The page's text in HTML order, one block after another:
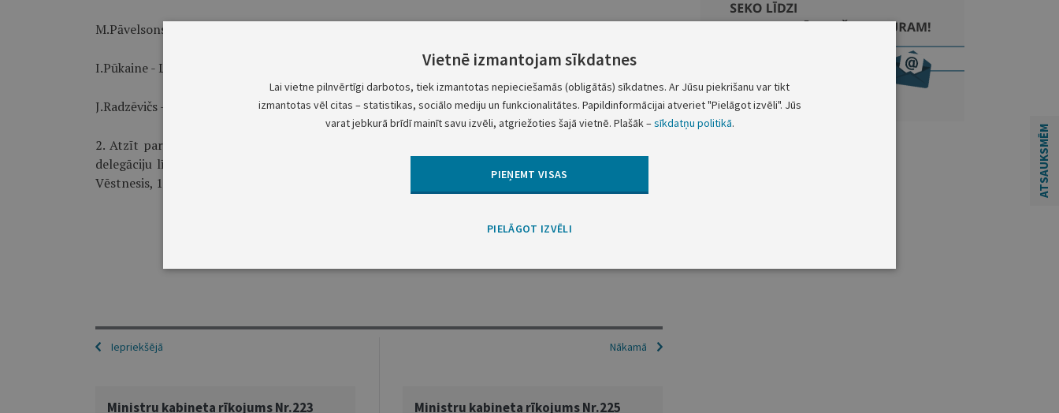
M.Pāvelsons - Latvijas Republikas pastāvīgās pārstāvniecības ANO Ženēvā trešais sekretārs
I.Pūkaine - Latvijas Darba devēju konfederācijas izpilddirektore
J.Radzēvičs - Latvijas Brīvo arodbiedrību savienības priekšsēdētājs
2. Atzīt par spēku zaudējušu Ministru kabineta 1999.gada 26.maija rīkojumu Nr.257 "Par Latvijas
delegāciju līdzdalībai Starptautiskās darba organizācijas gadskārtējā konferencē Ženēvā" (Latvijas
Vēstnesis, 1999, 174./176.nr.).
Ministru prezidents A.Bērziņš
Iepriekšējā Nākamā
Ministru kabineta rīkojums Nr.223 Ministru kabineta rīkojums Nr.225
ATSAUKSMĒM
Vietnē izmantojam sīkdatnes
Lai vietne pilnvērtīgi darbotos, tiek izmantotas nepieciešamās (obligātās) sīkdatnes. Ar Jūsu piekrišanu var tikt
izmantotas vēl citas – statistikas, sociālo mediju un funkcionalitātes. Papildinformācijai atveriet "Pielāgot izvēli". Jūs
varat jebkurā brīdī mainīt savu izvēli, atgriežoties šajā vietnē. Plašāk –sīkdatņu politikā.
PIEŅEMT VISAS
PIELĀGOT IZVĒLI